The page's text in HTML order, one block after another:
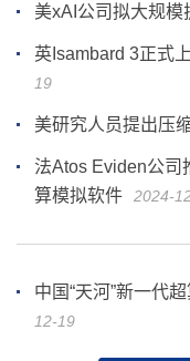
美xAI公司拟大规
英Isambard 3正式
19
美研究人员提出压
法Atos Eviden公司
算模拟软件
2024-
中国“天河”新一代
12-19